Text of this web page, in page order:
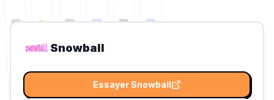
Snowball
EssayerSnowball